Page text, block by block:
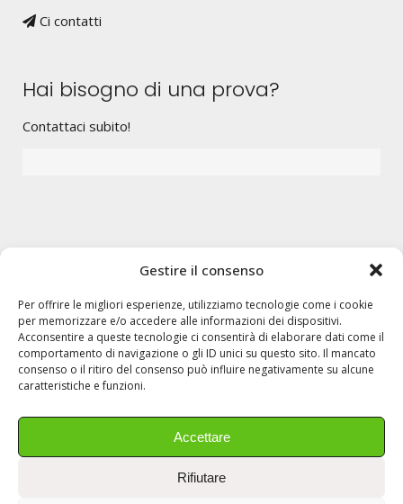
Gestire il consenso
Per offrire le migliori esperienze, utilizziamo tecnologie come i cookie
per memorizzare e/o accedere alle informazioni dei dispositivi.
Acconsentire a queste tecnologie ci consentirà di elaborare dati come il
comportamento di navigazione o gli ID unici su questo sito. Il mancato
consenso o il ritiro del consenso può influire negativamente su alcune
caratteristiche e funzioni.
Accettare
Rifiutare
Ci contatti
Hai bisogno di una prova?
Contattaci subito!